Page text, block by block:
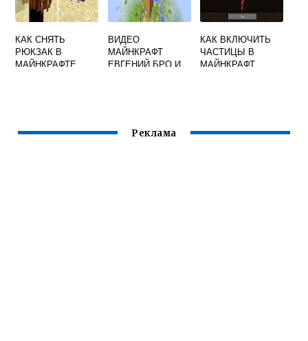
КАК СНЯТЬ
РЮКЗАК В
МАЙНКРАФТЕ
ВИДЕО
МАЙНКРАФТ
ЕВГЕНИЙ БРО И
КАК ВКЛЮЧИТЬ
ЧАСТИЦЫ В
МАЙНКРАФТ
Реклама